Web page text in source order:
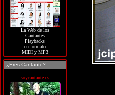
La Web de los
Cantantes
Playbacks
en formato
MIDI y MP3
¿Eres Cantante?
soycantante.es